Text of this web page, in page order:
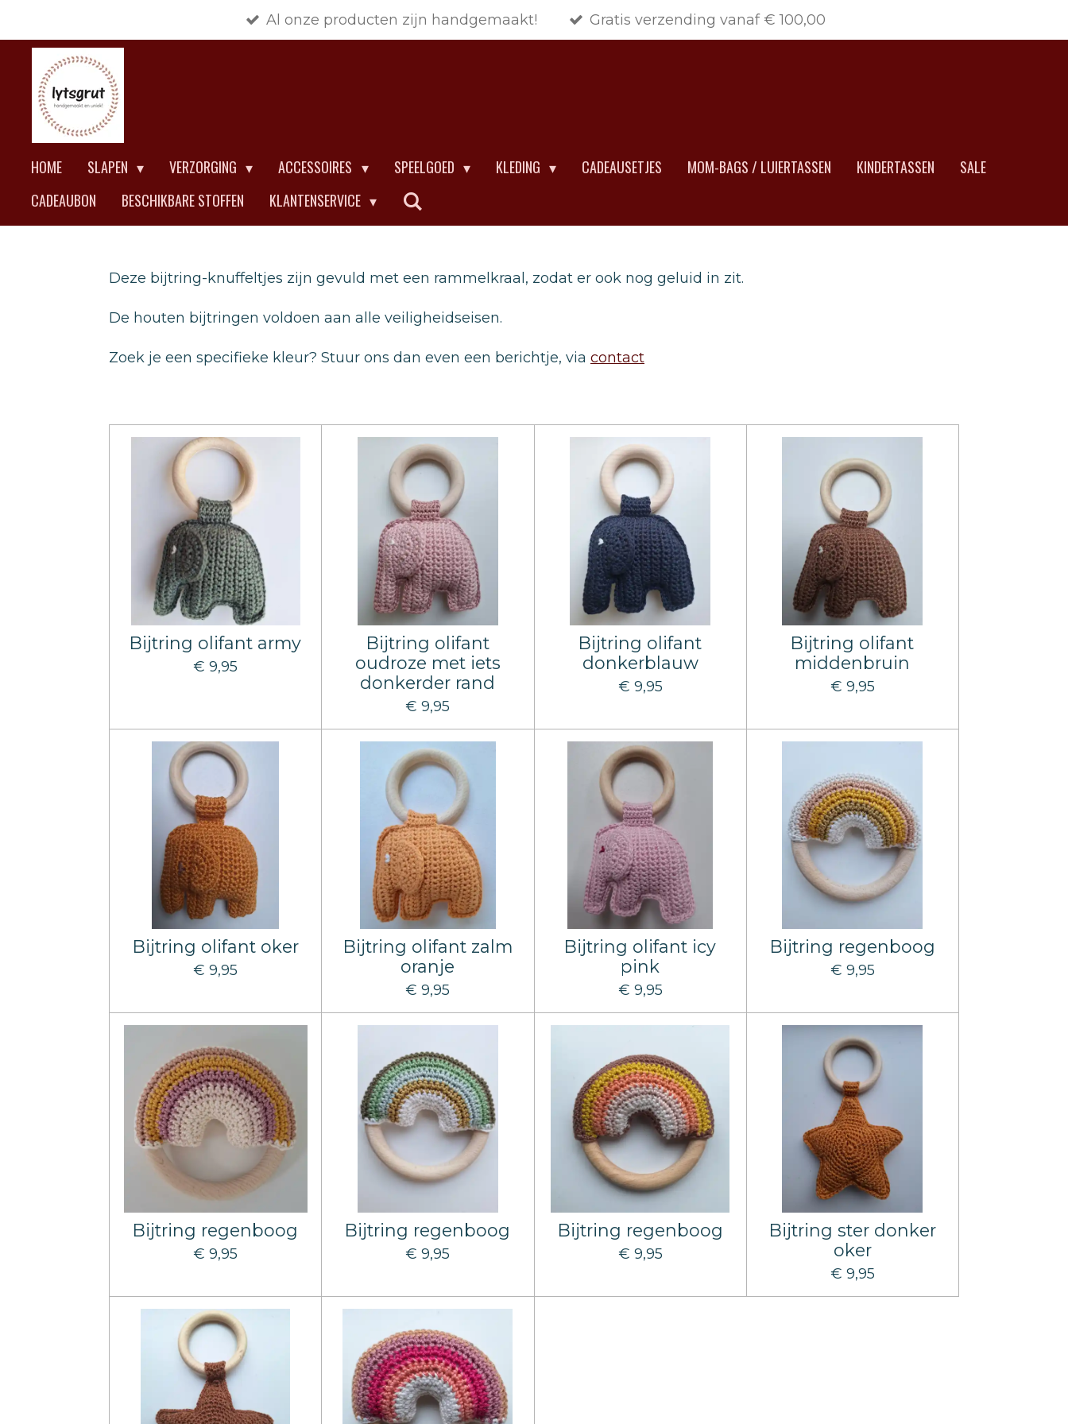
direct
hoofdinhoud
Al onze producten zijn handgemaakt! Gratis verzending vanaf € 100,00
HOME SLAPEN VERZORGING ACCESSOIRES SPEELGOED KLEDING CADEAUSETJES MOM-BAGS / LUIERTASSEN KINDERTASSEN
SALE
CADEAUBON
BESCHIKBARE STOFFEN KLANTENSERVICE
Deze bijtring-knuffeltjes zijn gevuld met een rammelkraal, zodat er ook nog geluid in zit.
De houten bijtringen voldoen aan alle veiligheidseisen.
Zoek je een specifieke kleur? Stuur ons dan even een berichtje, via contact
Bijtring olifant army
€ 9,95
Bijtring olifant
oudroze met iets
donkerder rand
€ 9,95
Bijtring olifant
donkerblauw
€ 9,95
Bijtring olifant
middenbruin
€ 9,95
Bijtring olifant oker
€ 9,95
Bijtring olifant zalm
oranje
€ 9,95
Bijtring olifant icy
pink
€ 9,95
Bijtring regenboog
€ 9,95
Bijtring regenboog
€ 9,95
Bijtring regenboog
€ 9,95
Bijtring regenboog
€ 9,95
Bijtring ster donker
oker
€ 9,95